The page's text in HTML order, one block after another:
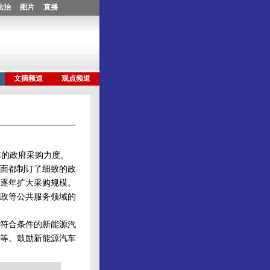
政府采购力度。
都制订了细致的政
年扩大采购规模。
等公共服务领域的
合条件的新能源汽
。鼓励新能源汽车